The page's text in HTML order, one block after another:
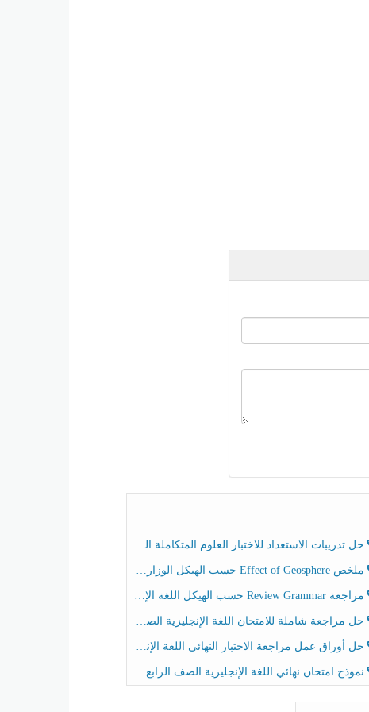
حل تدريبات الاستعداد للاختبار العلوم المتكاملة الصف الخامس عام الفصل الثالث
ملخص Effect of Geosphere حسب الهيكل الوزاري العلوم المتكاملة الصف الخامس انسبير الفصل الثالث
مراجعة Review Grammar حسب الهيكل اللغة الإنجليزية الصف الخامس الفصل الثالث
حل مراجعة شاملة للامتحان اللغة الإنجليزية الصف الخامس الفصل الثالث
حل أوراق عمل مراجعة الاختبار النهائي اللغة الإنجليزية الصف الرابع الفصل الثالث
نموذج امتحان نهائي اللغة الإنجليزية الصف الرابع الفصل الثالث